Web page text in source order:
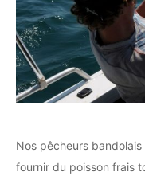
Nos pêcheurs
fournir du poisson frais